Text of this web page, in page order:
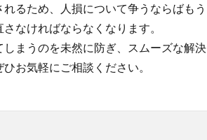
るため、人損について争うならばもう
なければならなくなります。
まうのを未然に防ぎ、スムーズな解決
お気軽にご相談ください。